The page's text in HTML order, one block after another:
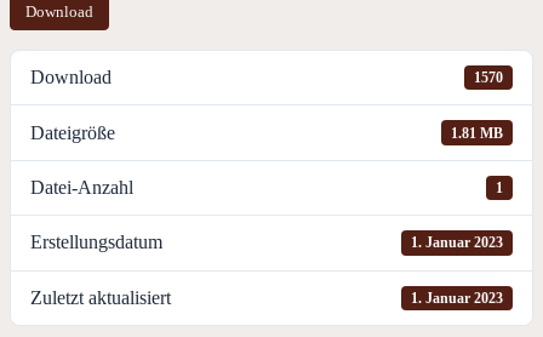
Download
Download 1570
Dateigröße 1.81 MB
Datei-Anzahl 1
Erstellungsdatum 1. Januar 2023
Zuletzt aktualisiert 1. Januar 2023